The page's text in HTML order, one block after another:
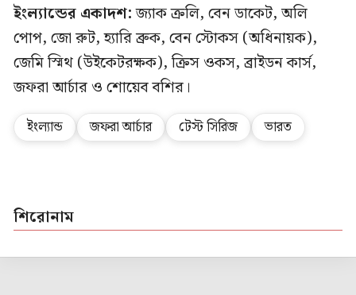
ইংল্যান্ডের একাদশ:জ্যাক ক্রলি, বেন ডাকেট, অলি
পোপ, জো রুট, হ্যারি ব্রুক, বেন স্টোকস (অধিনায়ক),
জেমি স্মিথ (উইকেটরক্ষক), ক্রিস ওকস, ব্রাইডন কার্স,
জফরা আর্চার ও শোয়েব বশির।
ইংল্যান্ড জফরা আর্চার টেস্ট সিরিজ ভারত
শিরোনাম